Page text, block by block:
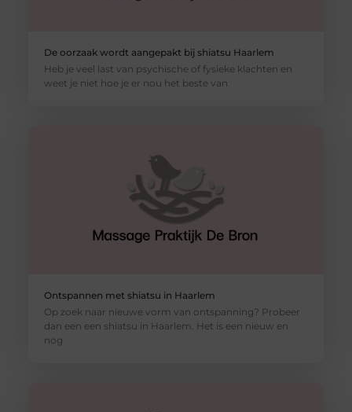
De oorzaak wordt aangepakt bij shiatsu Haarlem
Heb je veel last van psychische of fysieke klachten en
weet je niet hoe je er nou het beste van
Ontspannen met shiatsu in Haarlem
Op zoek naar nieuwe vorm van ontspanning? Probeer
dan een een shiatsu in Haarlem. Het is een nieuw en
nog